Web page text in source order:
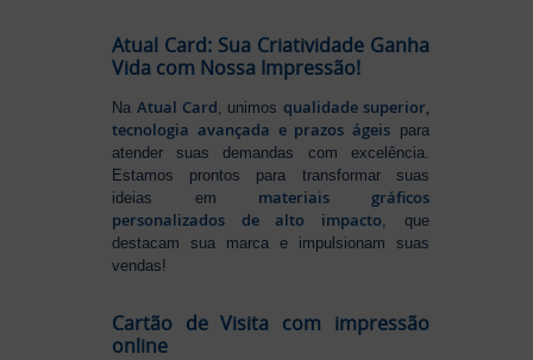
Atual Card: Sua Criatividade Ganha
Vida com Nossa Impressão!
Na Atual Card, unimos qualidade superior,
tecnologia avançada e prazos ágeispara
atender suas demandas com excelência.
Estamos prontos para transformar suas
ideias em materiais gráficos
personalizados de alto impacto, que
destacam sua marca e impulsionam suas
vendas!
Cartão de Visita com impressão
online